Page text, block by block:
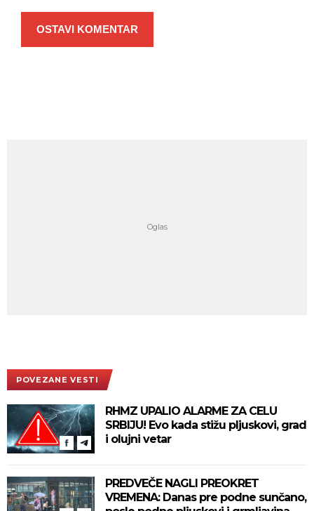
OSTAVI KOMENTAR
POVEZANE VESTI
RHMZ UPALIO ALARME ZA CELU
SRBIJU! Evo kada stižu pljuskovi, grad
i olujni vetar
PREDVEČE NAGLI PREOKRET
VREMENA: Danas pre podne sunčano,